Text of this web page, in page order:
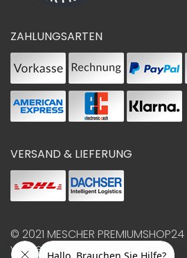
ZAHLUNGSARTEN
VERSAND & LIEFERUNG
© 2021 MESCHER PREMIUMSHOP24
vorbehalten